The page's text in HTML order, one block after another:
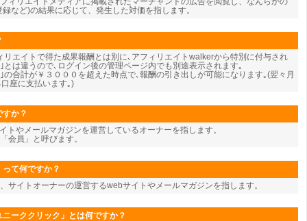
など)の結果に応じて、発生した対価を指します。
リエイトで得た成果報酬とは別に､アフィリエイトwalkerから特別に付与され
とは違うので､ログイン後の管理ページ内でも別途表示されます｡
の合計が￥３０００を超えた時点で､報酬の引き出しが可能になります｡(翌々月
座に支払います｡)
か？
トやメールマガジンを運営しているオーナーを指します。
会員」と呼びます。
て何ですか？
サイトオーナーの運営するwebサイトやメールマガジンを指します。
ーククリック」とは何ですか？